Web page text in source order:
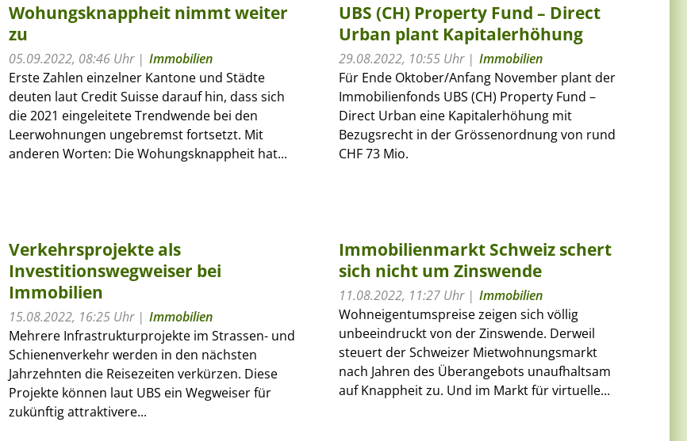
Wohungsknappheit nimmt weiter
zu
05.09.2022, 08:46 Uhr
Immobilien
Erste Zahlen einzelner Kantone und Städte
deuten laut Credit Suisse darauf hin, dass sich
die 2021 eingeleitete Trendwende bei den
Leerwohnungen ungebremst fortsetzt. Mit
anderen Worten: Die Wohungsknappheit hat...
UBS (CH) Property Fund – Direct
Urban plant Kapitalerhöhung
29.08.2022, 10:55 Uhr
Immobilien
Für Ende Oktober/Anfang November plant der
Immobilienfonds UBS (CH) Property Fund –
Direct Urban eine Kapitalerhöhung mit
Bezugsrecht in der Grössenordnung von rund
CHF 73 Mio.
Verkehrsprojekte als
Investitionswegweiser bei
Immobilien
15.08.2022, 16:25 Uhr
Immobilien
Mehrere Infrastrukturprojekte im Strassen- und
Schienenverkehr werden in den nächsten
Jahrzehnten die Reisezeiten verkürzen. Diese
Projekte können laut UBS ein Wegweiser für
zukünftig attraktivere...
Immobilienmarkt Schweiz schert
sich nicht um Zinswende
11.08.2022, 11:27 Uhr
Immobilien
Wohneigentumspreise zeigen sich völlig
unbeeindruckt von der Zinswende. Derweil
steuert der Schweizer Mietwohnungsmarkt
nach Jahren des Überangebots unaufhaltsam
auf Knappheit zu. Und im Markt für virtuelle...